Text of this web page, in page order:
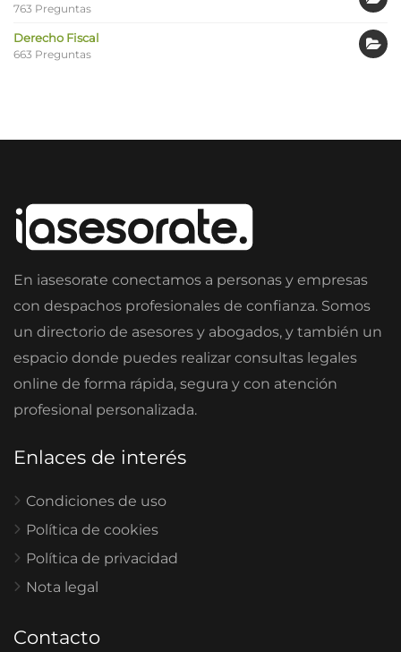
763 Preguntas
Derecho Fiscal
663 Preguntas
En iasesorate conectamos a personas y empresas
con despachos profesionales de confianza. Somos
un directorio de asesores y abogados, y también un
espacio donde puedes realizar consultas legales
online de forma rápida, segura y con atención
profesional personalizada.
Enlaces de interés
Condiciones de uso
Política de cookies
Política de privacidad
Nota legal
Contacto